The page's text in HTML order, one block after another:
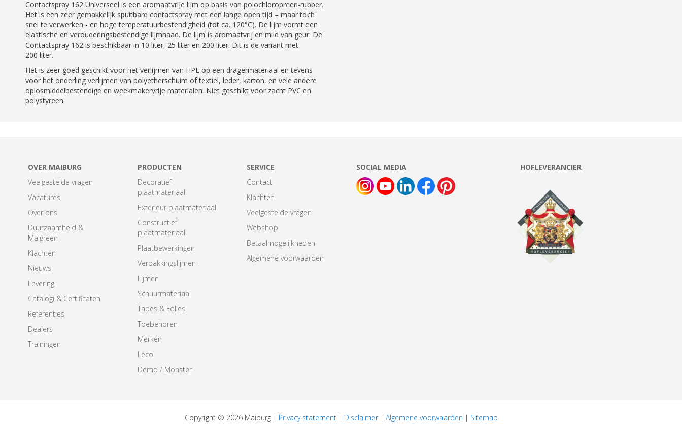
Contactspray 162 Universeel is een aromaatvrije lijm op basis van polochloropreen-rubber.
Het is een zeer gemakkelijk spuitbare contactspray met een lange open tijd – maar toch
snel te verwerken - en hoge temperatuurbestendigheid (tot ca. 120°C). De lijm vormt een
elastische en verouderingsbestendige lijmnaad. De lijm is aromaatvrij en mild van geur. De
Contactspray 162 is beschikbaar in 10 liter, 25 liter en 200 liter. Dit is de variant met
200 liter.
Het is zeer goed geschikt voor het verlijmen van HPL op een dragermateriaal en tevens
voor het onderling verlijmen van polyetherschuim of textiel, leder, karton, en vele andere
oplosmiddelbestendige en weekmakervrije materialen. Niet geschikt voor zacht PVC en
polystyreen.
OVER MAIBURG
Veelgestelde vragen
Vacatures
Over ons
Duurzaamheid &
Maigreen
Klachten
Nieuws
Levering
Catalogi & Certificaten
Referenties
Dealers
Trainingen
PRODUCTEN
Decoratief
plaatmateriaal
Exterieur plaatmateriaal
Constructief
plaatmateriaal
Plaatbewerkingen
Verpakkingslijmen
Lijmen
Schuurmateriaal
Tapes & Folies
Toebehoren
Merken
Lecol
Demo / Monster
SERVICE
Contact
Klachten
Veelgestelde vragen
Webshop
Betaalmogelijkheden
Algemene voorwaarden
SOCIAL MEDIA HOFLEVERANCIER
Copyright © 2026 Maiburg | Privacy statement| Disclaimer| Algemene voorwaarden | Sitemap